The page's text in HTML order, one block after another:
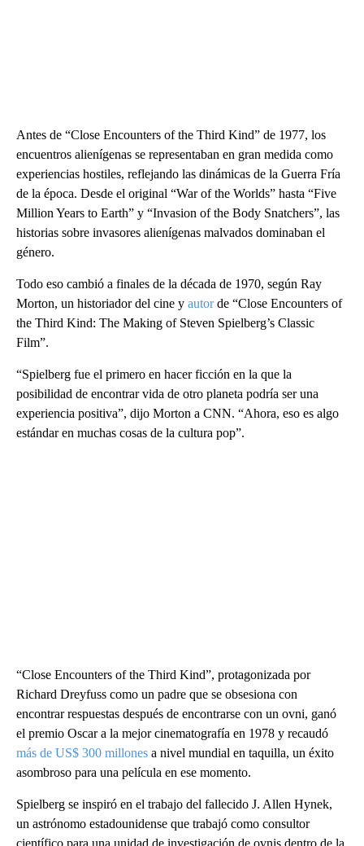
Antes de “Close Encounters of the Third Kind” de 1977, los
encuentros alienígenas se representaban en gran medida como
experiencias hostiles, reflejando las dinámicas de la Guerra Fría
de la época. Desde el original “War of the Worlds” hasta “Five
Million Years to Earth” y “Invasion of the Body Snatchers”, las
historias sobre invasores alienígenas malvados dominaban el
género.
Todo eso cambió a finales de la década de 1970, según Ray
Morton, un historiador del cine y autorde “Close Encounters of
the Third Kind: The Making of Steven Spielberg’s Classic
Film”.
“Spielberg fue el primero en hacer ficción en la que la
posibilidad de encontrar vida de otro planeta podría ser una
experiencia positiva”, dijo Morton a CNN. “Ahora, eso es algo
estándar en muchas cosas de la cultura pop”.
“Close Encounters of the Third Kind”, protagonizada por
Richard Dreyfuss como un padre que se obsesiona con
encontrar respuestas después de encontrarse con un ovni, ganó
el premio Oscar a la mejor cinematografía en 1978 y recaudó
más de US$ 300 millones a nivel mundial en taquilla, un éxito
asombroso para una película en ese momento.
Spielberg se inspiró en el trabajo del fallecido J. Allen Hynek,
un astrónomo estadounidense que trabajó como consultor
científico para una unidad de investigación de ovnis dentro de la